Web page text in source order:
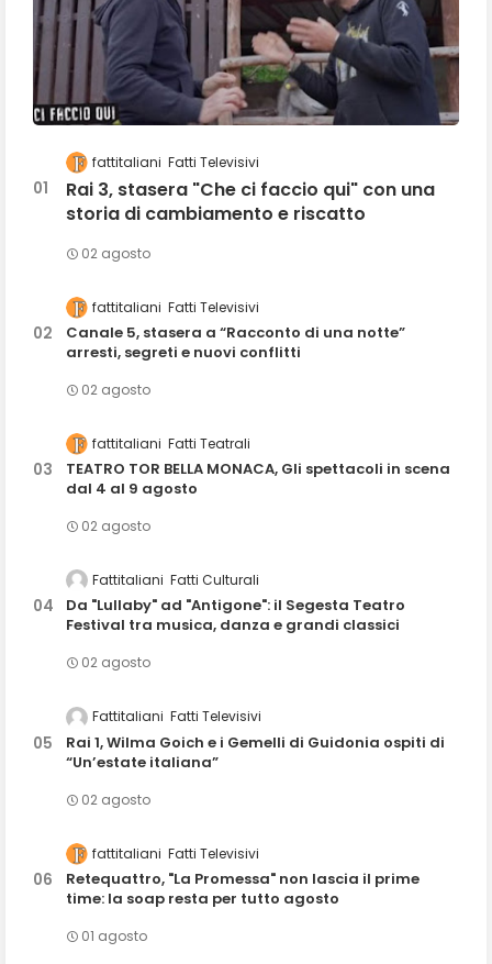
fattitaliani Fatti Televisivi
Rai 3, stasera "Che ci faccio qui" con una
storia di cambiamento e riscatto
02 agosto
fattitaliani Fatti Televisivi
Canale 5, stasera a “Racconto di una notte”
arresti, segreti e nuovi conflitti
02 agosto
fattitaliani Fatti Teatrali
TEATRO TOR BELLA MONACA, Gli spettacoli in scena
dal 4 al 9 agosto
02 agosto
Fattitaliani Fatti Culturali
Da "Lullaby" ad "Antigone": il Segesta Teatro
Festival tra musica, danza e grandi classici
02 agosto
Fattitaliani Fatti Televisivi
Rai 1, Wilma Goich e i Gemelli di Guidonia ospiti di
“Un’estate italiana”
02 agosto
fattitaliani Fatti Televisivi
Retequattro, "La Promessa" non lascia il prime
time: la soap resta per tutto agosto
01 agosto